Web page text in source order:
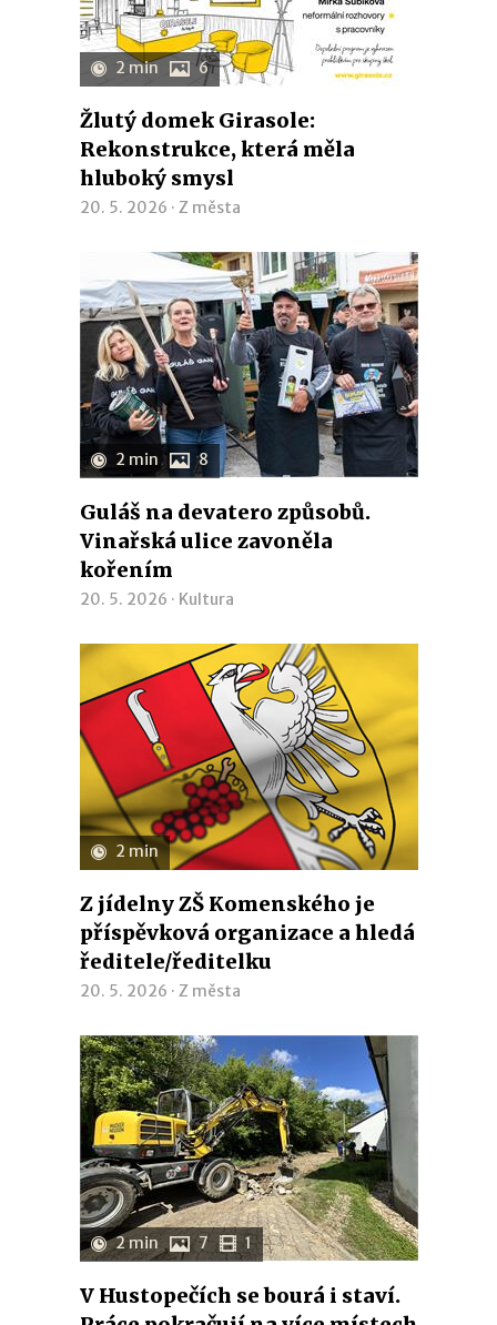
2 min 6
Žlutý domek Girasole:
Rekonstrukce, která měla
hluboký smysl
20. 5. 2026 · Z města
2 min 8
Guláš na devatero způsobů.
Vinařská ulice zavoněla
kořením
20. 5. 2026 · Kultura
2 min
Z jídelny ZŠ Komenského je
příspěvková organizace a hledá
ředitele/ředitelku
20. 5. 2026 · Z města
2 min 7 1
V Hustopečích se bourá i staví.